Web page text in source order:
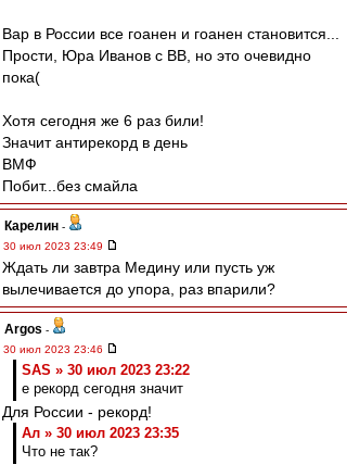
Вар в России все гоанен и гоанен становится...
Прости, Юра Иванов с ВВ, но это очевидно
пока(
Хотя сегодня же 6 раз били!
Значит антирекорд в день
ВМФ
Побит...без смайла
Карелин -
30 июл 2023 23:49
Ждать ли завтра Медину или пусть уж
вылечивается до упора, раз впарили?
Argos -
30 июл 2023 23:46
SAS » 30 июл 2023 23:22
е рекорд сегодня значит
Для России - рекорд!
Ал » 30 июл 2023 23:35
Что не так?